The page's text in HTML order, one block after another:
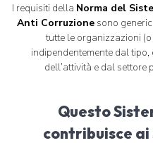
I requisiti della Norma del
Anti Corruzione sono
tutte le organizzazioni
indipendentemente dal
dell’attività e dal
Questo
contribuisce ai